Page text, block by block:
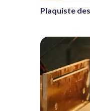
Plaquiste